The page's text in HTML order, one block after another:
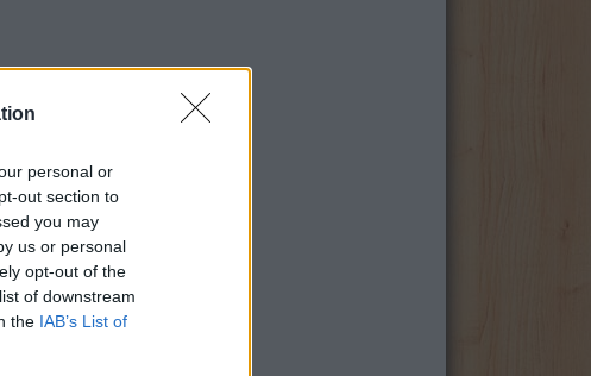
personal or
out section to
you may
us or personal
opt-out of the
of downstream
the IAB’s List of